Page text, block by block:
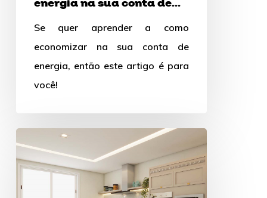
energia na sua conta de
Se quer aprender a como
economizar na sua conta de
energia, então este artigo é para
você!
Iluminação
para
cozinha: